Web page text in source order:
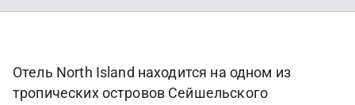
Отель North Island находится на одном из
тропических островов Сейшельского